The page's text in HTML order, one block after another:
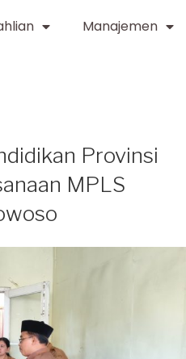
Manajemen
Provinsi
MPLS